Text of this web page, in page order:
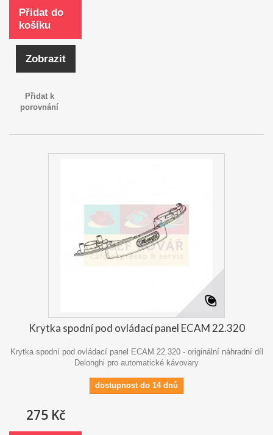
Přidat do
košíku
Zobrazit
Přidat k
porovnání
Krytka spodní pod ovládací panel ECAM 22.320
Krytka spodní pod ovládací panel ECAM 22.320 - originální náhradní díl
Delonghi pro automatické kávovary
dostupnost do 14 dnů
275 Kč